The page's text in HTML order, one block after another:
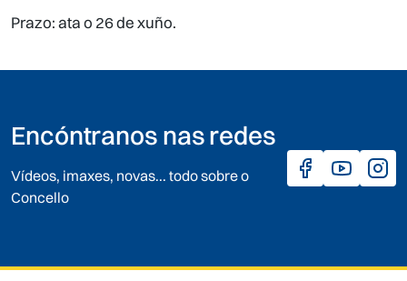
Prazo: ata o 26 de xuño.
Encóntranos nas redes
Vídeos, imaxes, novas... todo sobre o
Concello